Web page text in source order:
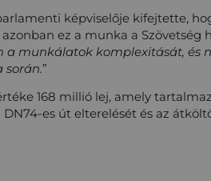
képviselője kifejtette,
ez a munka a
munkálatok komplexitását, és
során.”
168 millió lej, amely
es út elterelését és az